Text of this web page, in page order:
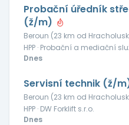
Probační úředník
(ž/m)
Beroun (23 km od
HPP · Probační a mediační
Dnes
Servisní technik (ž/
Beroun (23 km od
HPP · DW Forklift s.r.o.
Dnes